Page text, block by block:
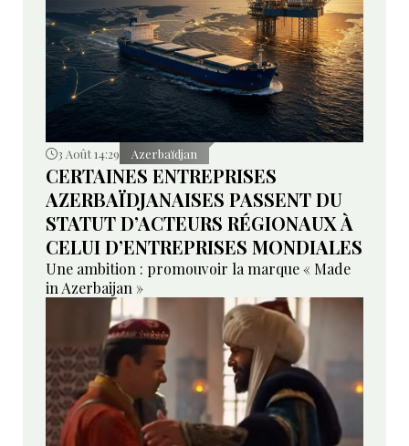
3 Août 14:29 Azerbaïdjan
CERTAINES ENTREPRISES
AZERBAÏDJANAISES PASSENT DU
STATUT D’ACTEURS RÉGIONAUX À
CELUI D’ENTREPRISES MONDIALES
Une ambition : promouvoir la marque « Made
in Azerbaijan »